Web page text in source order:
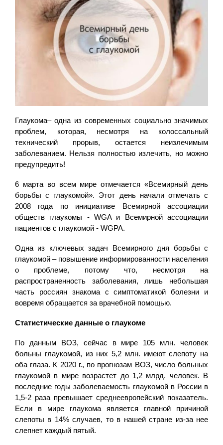
Глаукома– одна из современных социально значимых
проблем, которая, несмотря на колоссальный
технический прорыв, остается неизлечимым
заболеванием. Нельзя полностью излечить, но можно
предупредить!
6 марта во всем мире отмечается «Всемирный день
борьбы с глаукомой». Этот день начали отмечать с
2008 года по инициативе Всемирной ассоциации
обществ глаукомы - WGA и Всемирной ассоциации
пациентов с глаукомой - WGPA.
Одна из ключевых задач Всемирного дня борьбы с
глаукомой – повышение информированности населения
о проблеме, потому что, несмотря на
распространенность заболевания, лишь небольшая
часть россиян знакома с симптоматикой болезни и
вовремя обращается за врачебной помощью.
Статистические данные о глаукоме
По данным ВОЗ, сейчас в мире 105 млн. человек
больны глаукомой, из них 5,2 млн. имеют слепоту на
оба глаза. К 2020 г., по прогнозам ВОЗ, число больных
глаукомой в мире возрастет до 1,2 млрд. человек. В
последние годы заболеваемость глаукомой в России в
1,5-2 раза превышает среднеевропейский показатель.
Если в мире глаукома является главной причиной
слепоты в 14% случаев, то в нашей стране из-за нее
слепнет каждый пятый.